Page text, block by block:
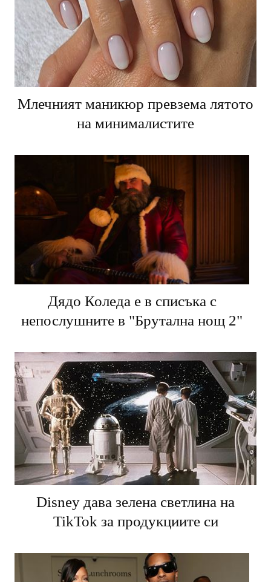
Млечният маникюр превзема лятото
на минималистите
Дядо Коледа е в списъка с
непослушните в "Брутална нощ 2"
Disney дава зелена светлина на
TikTok за продукциите си